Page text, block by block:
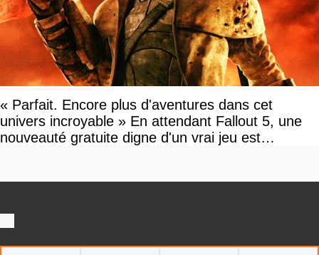
« Parfait. Encore plus d'aventures dans cet
univers incroyable » En attendant Fallout 5, une
nouveauté gratuite digne d'un vrai jeu est